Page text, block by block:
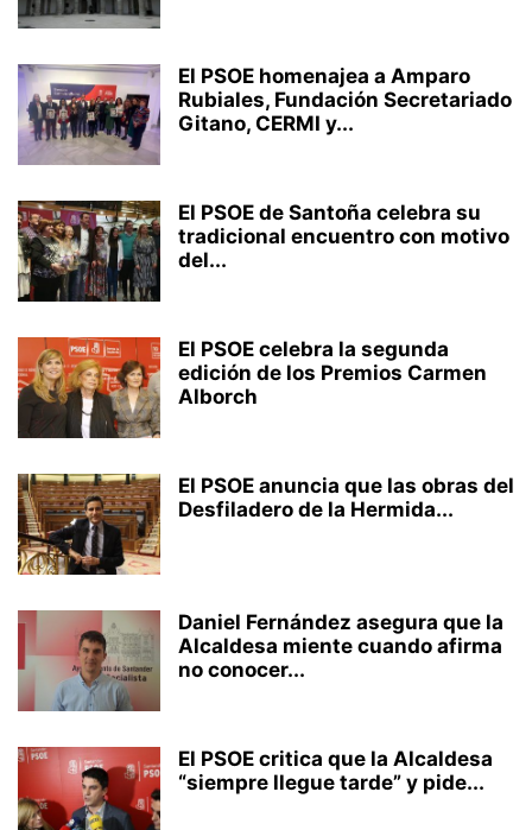
El PSOE homenajea a Amparo
Rubiales, Fundación Secretariado
Gitano, CERMI y...
El PSOE de Santoña celebra su
tradicional encuentro con motivo
del...
El PSOE celebra la segunda
edición de los Premios Carmen
Alborch
El PSOE anuncia que las obras del
Desfiladero de la Hermida...
Daniel Fernández asegura que la
Alcaldesa miente cuando afirma
no conocer...
El PSOE critica que la Alcaldesa
“siempre llegue tarde” y pide...